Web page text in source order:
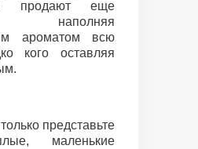
продают еще
наполняя
ароматом всю
кого оставляя
представьте
маленькие